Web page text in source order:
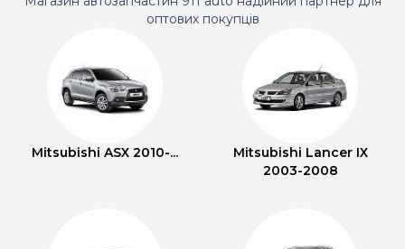
оптових покупців
Mitsubishi ASX 2010-...
Mitsubishi Lancer IX
2003-2008